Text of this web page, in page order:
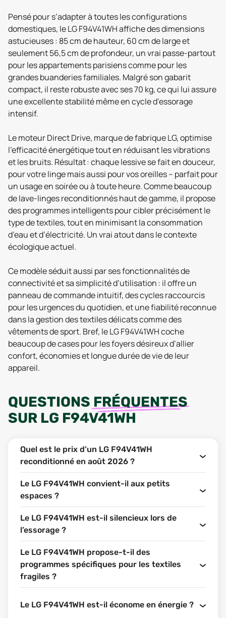
Pensé pour s’adapter à toutes les configurations
domestiques, le LG F94V41WH affiche des dimensions
astucieuses : 85 cm de hauteur, 60 cm de large et
seulement 56,5 cm de profondeur, un vrai passe-partout
pour les appartements parisiens comme pour les
grandes buanderies familiales. Malgré son gabarit
compact, il reste robuste avec ses 70 kg, ce qui lui assure
une excellente stabilité même en cycle d’essorage
intensif.
Le moteur Direct Drive, marque de fabrique LG, optimise
l’efficacité énergétique tout en réduisant les vibrations
et les bruits. Résultat : chaque lessive se fait en douceur,
pour votre linge mais aussi pour vos oreilles – parfait pour
un usage en soirée ou à toute heure. Comme beaucoup
de lave-linges reconditionnés haut de gamme, il propose
des programmes intelligents pour cibler précisément le
type de textiles, tout en minimisant la consommation
d’eau et d’électricité. Un vrai atout dans le contexte
écologique actuel.
Ce modèle séduit aussi par ses fonctionnalités de
connectivité et sa simplicité d’utilisation : il offre un
panneau de commande intuitif, des cycles raccourcis
pour les urgences du quotidien, et une fiabilité reconnue
dans la gestion des textiles délicats comme des
vêtements de sport. Bref, le LG F94V41WH coche
beaucoup de cases pour les foyers désireux d’allier
confort, économies et longue durée de vie de leur
appareil.
QUESTIONS FRÉQUENTES
SUR LG F94V41WH
Quel est le prix d'un LG F94V41WH
reconditionné en août 2026 ?
Le LG F94V41WH convient-il aux petits
espaces ?
Le LG F94V41WH est-il silencieux lors de
l’essorage ?
Le LG F94V41WH propose-t-il des
programmes spécifiques pour les textiles
fragiles ?
Le LG F94V41WH est-il économe en énergie ?